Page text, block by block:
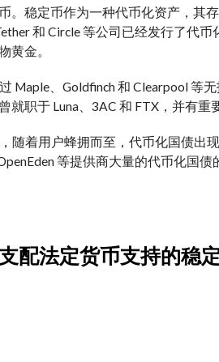
。稳定币作为一种代币化资产，其
和 Circle 等公司已经发行了代
黄金。
Maple、Goldfinch 和 Clearpool 等
曾就职于 Luna、3AC 和 FTX，并有重
随着用户蜂拥而至，代币化国债出
等提供商大量的代币化国债
配法定货币支持的稳